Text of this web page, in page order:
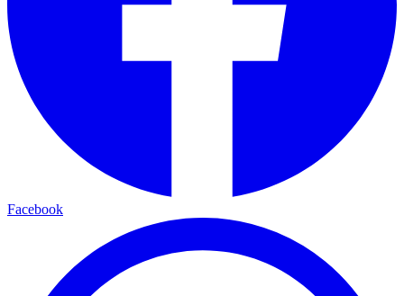
Facebook